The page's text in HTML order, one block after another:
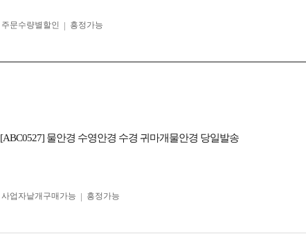
주문수량별할인 흥정가능
[ABC0527] 물안경 수영안경 수경 귀마개물안경 당일발송
사업자 낱개구매가능 흥정가능